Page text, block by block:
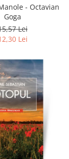
- Octavian
Goga
Lei
Lei